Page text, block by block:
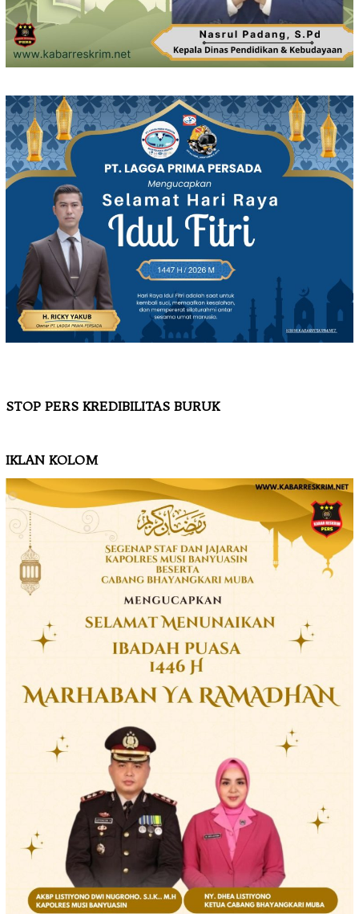
STOP PERS KREDIBILITAS BURUK
IKLAN KOLOM